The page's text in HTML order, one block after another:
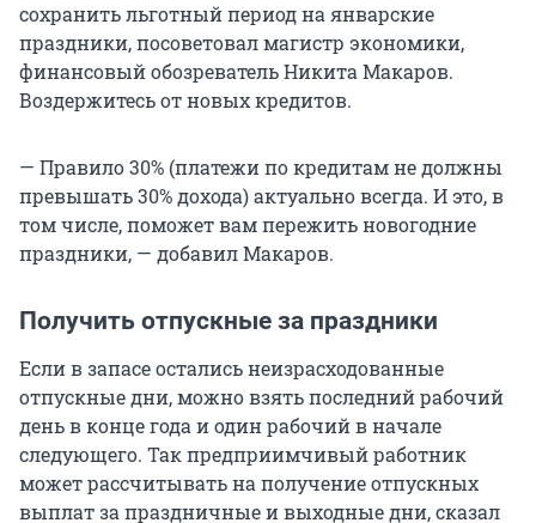
сохранить льготный период на январские
праздники, посоветовал магистр экономики,
финансовый обозреватель Никита Макаров.
Воздержитесь от новых кредитов.
— Правило 30% (платежи по кредитам не должны
превышать 30% дохода) актуально всегда. И это, в
том числе, поможет вам пережить новогодние
праздники, — добавил Макаров.
Получить отпускные за праздники
Если в запасе остались неизрасходованные
отпускные дни, можно взять последний рабочий
день в конце года и один рабочий в начале
следующего. Так предприимчивый работник
может рассчитывать на получение отпускных
выплат за праздничные и выходные дни, сказал